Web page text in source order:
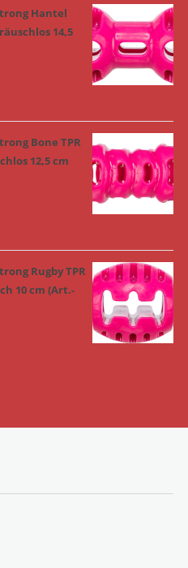
Hantel
14,5
Bone TPR
12,5 cm
Rugby TPR
10 cm (Art.-